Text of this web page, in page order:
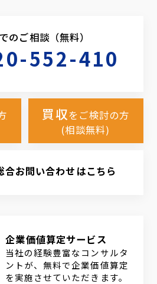
のご相談（無料）
552-410
買収をご検討の方
(相談無料)
合お問い合わせはこちら
企業価値算定サービス
当社の経験豊富なコンサルタ
ントが、無料で企業価値算定
を実施させていただきます。